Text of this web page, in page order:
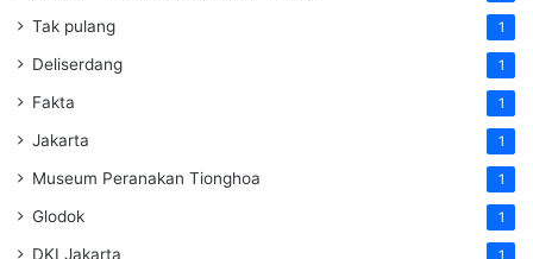
Tak pulang 1
Deliserdang 1
Fakta 1
Jakarta 1
Museum Peranakan Tionghoa 1
Glodok 1
DKI Jakarta 1